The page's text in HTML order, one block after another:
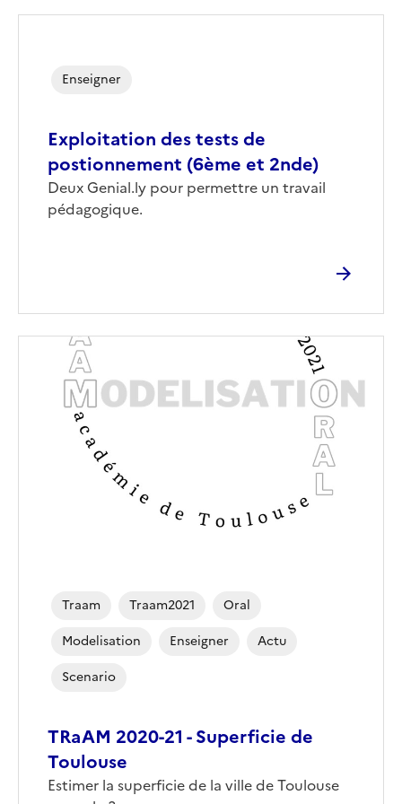
Exploitation des tests de
postionnement (6ème et 2nde)
Corps
Deux Genial.ly pour permettre un travail
pédagogique.
Enseigner
TRaAM 2020-21 - Superficie de
Toulouse
Estimer la superficie de la ville de Toulouse
Traam Traam2021
Oral
Modelisation
Enseigner
Actu
Scenario